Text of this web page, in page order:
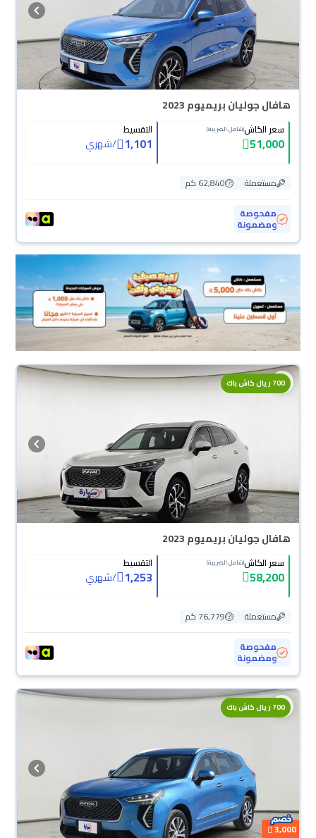
هافال جوليان بريميوم 2023
سعر الكاش(شامل الضريبة)
51,000
التقسيط
1,101
/شهري
مستعملة
62,840 كم
مفحوصة
ومضمونة
700 ريال كاش باك
هافال جوليان بريميوم 2023
سعر الكاش(شامل الضريبة)
58,200
التقسيط
1,253
/شهري
مستعملة
76,779 كم
مفحوصة
ومضمونة
700 ريال كاش باك
3,000